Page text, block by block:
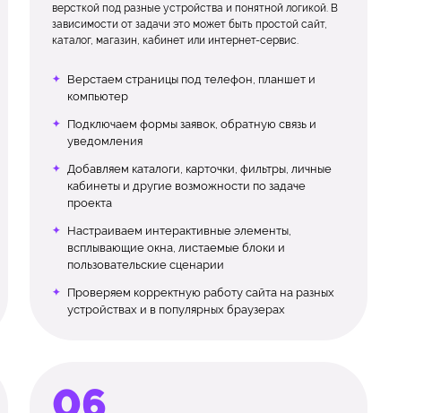
версткой под разные устройства и понятной логикой. В
зависимости от задачи это может быть простой сайт,
каталог, магазин, кабинет или интернет-сервис.
Верстаем страницы под телефон, планшет и
компьютер
Подключаем формы заявок, обратную связь и
уведомления
Добавляем каталоги, карточки, фильтры, личные
кабинеты и другие возможности по задаче
проекта
Настраиваем интерактивные элементы,
всплывающие окна, листаемые блоки и
пользовательские сценарии
Проверяем корректную работу сайта на разных
устройствах и в популярных браузерах